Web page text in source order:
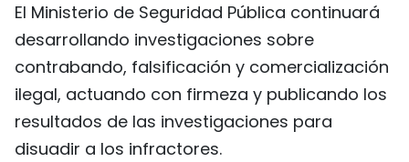
El Ministerio de Seguridad Pública continuará
desarrollando investigaciones sobre
contrabando, falsificación y comercialización
ilegal, actuando con firmeza y publicando los
resultados de las investigaciones para
disuadir a los infractores.